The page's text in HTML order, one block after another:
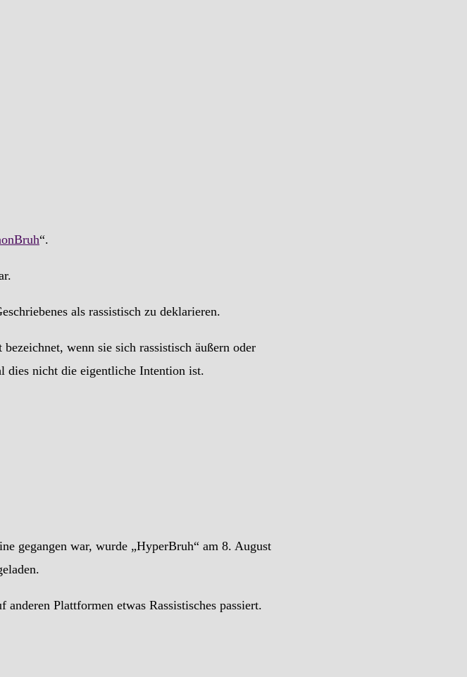
“.
als rassistisch zu deklarieren.
wenn sie sich rassistisch äußern oder
dies nicht die eigentliche Intention ist.
gegangen war, wurde „HyperBruh“ am 8. August
Plattformen etwas Rassistisches passiert.